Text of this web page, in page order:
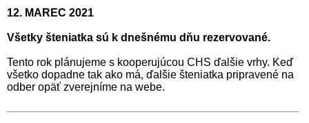
12. MAREC 2021
Všetky šteniatka sú k dnešnému dňu rezervované.
Tento rok plánujeme s kooperujúcou CHS ďalšie vrhy. Keď
všetko dopadne tak ako má, ďalšie šteniatka pripravené na
odber opäť zverejníme na webe.